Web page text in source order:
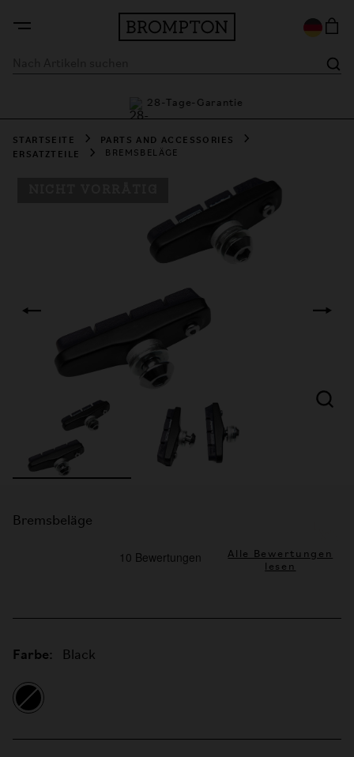
28-Tage-Garantie
STARTSEITE
PARTS AND ACCESSORIES
ERSATZTEILE
BREMSBELÄGE
Bremsbeläge
Alle Bewertungen
lesen
Farbe: Black